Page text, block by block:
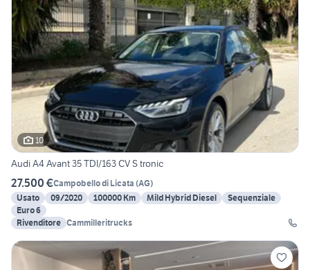
10
Audi A4 Avant 35 TDI/163 CV S tronic
27.500 €Campobello di Licata (AG)
Usato
09/2020 100000 Km Mild Hybrid Diesel
Sequenziale
Euro 6
Rivenditore Cammilleritrucks